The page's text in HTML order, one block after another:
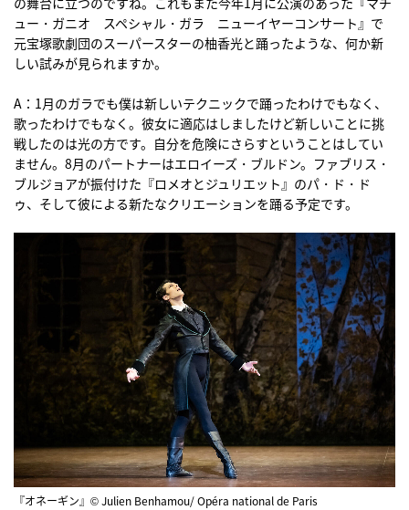
ュー・ガニオ スペシャル・ガラ ニューイヤーコンサート』で
元宝塚歌劇団のスーパースターの柚香光と踊ったような、何か新
しい試みが見られますか。
A：1月のガラでも僕は新しいテクニックで踊ったわけでもなく、
歌ったわけでもなく。彼女に適応はしましたけど新しいことに挑
戦したのは光の方です。自分を危険にさらすということはしてい
ません。8月のパートナーはエロイーズ・ブルドン。ファブリス・
ブルジョアが振付けた『ロメオとジュリエット』のパ・ド・ド
ゥ、そして彼による新たなクリエーションを踊る予定です。
『オネーギン』© Julien Benhamou/ Opéra national de Paris